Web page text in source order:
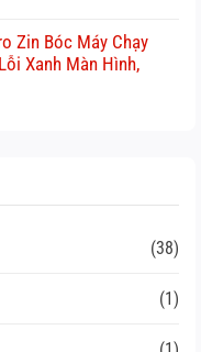
Zin Bóc Máy Chạy
Xanh Màn Hình,
(38)
(1)